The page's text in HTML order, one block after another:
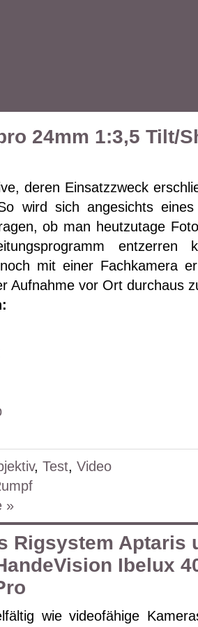
24mm 1:3,5 Tilt/
deren Einsatzzweck
wird sich angesichts
ob man heutzutage
mit einer Fachkamera
Aufnahme vor Ort durchaus
, Test, Video
»
Rigsystem Aptaris
Ibelux
wie videofähige